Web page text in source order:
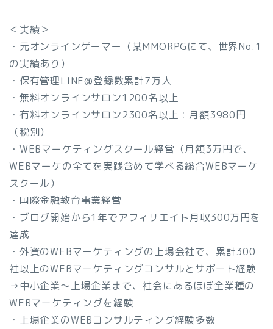
＜実績＞
・元オンラインゲーマー（某MMORPGにて、世界No.1
の実績あり）
・保有管理LINE@登録数累計7万人
・無料オンラインサロン1200名以上
・有料オンラインサロン2300名以上：月額3980円
（税別）
・WEBマーケティングスクール経営（月額3万円で、
WEBマーケの全てを実践含めて学べる総合WEBマーケ
スクール）
・国際金融教育事業経営
・ブログ開始から1年でアフィリエイト月収300万円を
達成
・外資のWEBマーケティングの上場会社で、累計300
社以上のWEBマーケティングコンサルとサポート経験
→中小企業〜上場企業まで、社会にあるほぼ全業種の
WEBマーケティングを経験
・上場企業のWEBコンサルティング経験多数